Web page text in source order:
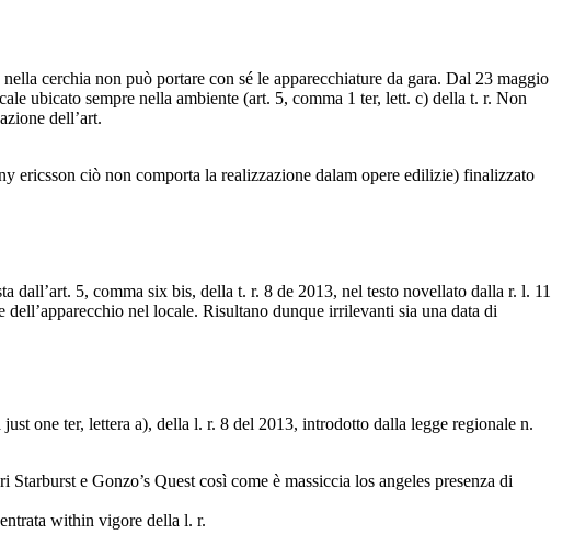
cerchia non può portare con sé le apparecchiature da gara. Dal 23 maggio
ubicato sempre nella ambiente (art. 5, comma 1 ter, lett. c) della t. r. Non
dell’art.
ericsson ciò non comporta la realizzazione dalam opere edilizie) finalizzato
dall’art. 5, comma six bis, della t. r. 8 de 2013, nel testo novellato dalla r. l. 11
nel locale. Risultano dunque irrilevanti sia una data di
one ter, lettera a), della l. r. 8 del 2013, introdotto dalla legge regionale n.
e Gonzo’s Quest così come è massiccia los angeles presenza di
within vigore della l. r.